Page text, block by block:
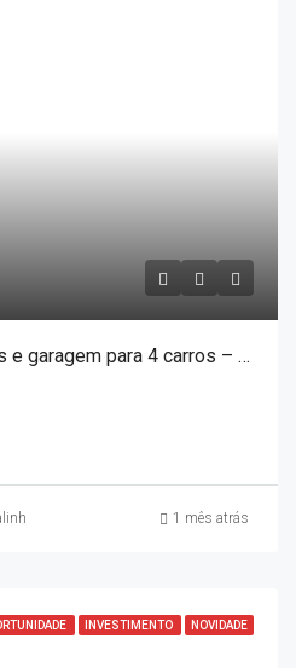
Moradia T5 com 3 suites e garagem para 4 carros – Nazaré
1 mês atrás
INVESTIMENTO NOVIDADE